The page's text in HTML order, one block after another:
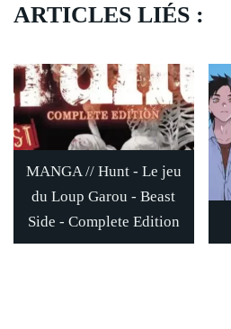
ARTICLES LIÉS :
MANGA // Hunt - Le jeu
du Loup Garou - Beast
Side - Complete Edition